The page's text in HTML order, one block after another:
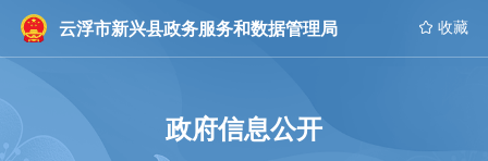
云浮市新兴县政务服务和数据管理局  收藏
政府信息公开